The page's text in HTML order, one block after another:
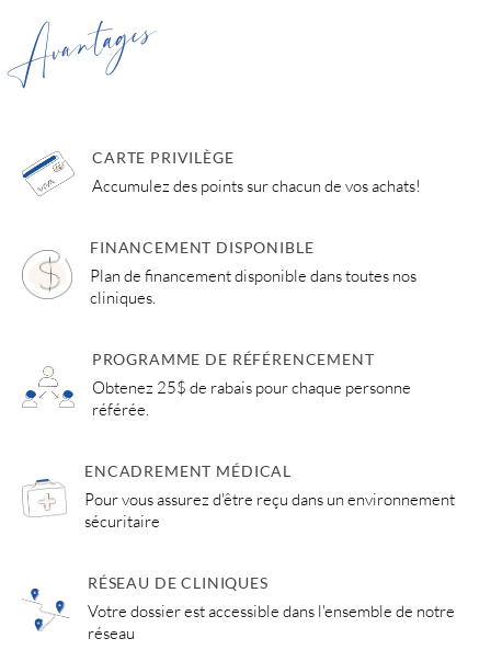
CARTE PRIVILÈGE
Accumulez des points sur chacun de vos achats!
FINANCEMENT DISPONIBLE
Plan de financement disponible dans toutes nos
cliniques.
PROGRAMME DE RÉFÉRENCEMENT
Obtenez 25$ de rabais pour chaque personne
référée.
ENCADREMENT MÉDICAL
Pour vous assurez d'être reçu dans un environnement
sécuritaire
RÉSEAU DE CLINIQUES
Votre dossier est accessible dans l'ensemble de notre
réseau